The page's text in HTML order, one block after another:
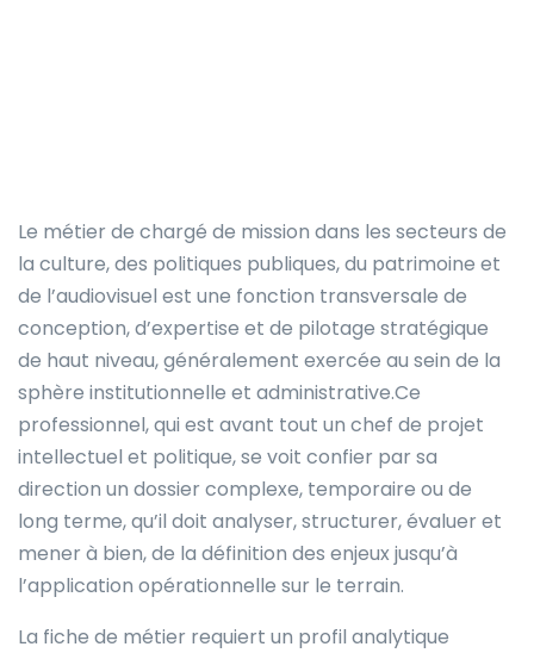
Le métier de chargé de mission dans les secteurs de
la culture, des politiques publiques, du patrimoine et
de l’audiovisuel est une fonction transversale de
conception, d’expertise et de pilotage stratégique
de haut niveau, généralement exercée au sein de la
sphère institutionnelle et administrative.Ce
professionnel, qui est avant tout un chef de projet
intellectuel et politique, se voit confier par sa
direction un dossier complexe, temporaire ou de
long terme, qu’il doit analyser, structurer, évaluer et
mener à bien, de la définition des enjeux jusqu’à
l’application opérationnelle sur le terrain.
La fiche de métier requiert un profil analytique